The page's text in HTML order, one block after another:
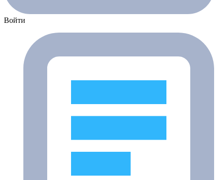
Войти